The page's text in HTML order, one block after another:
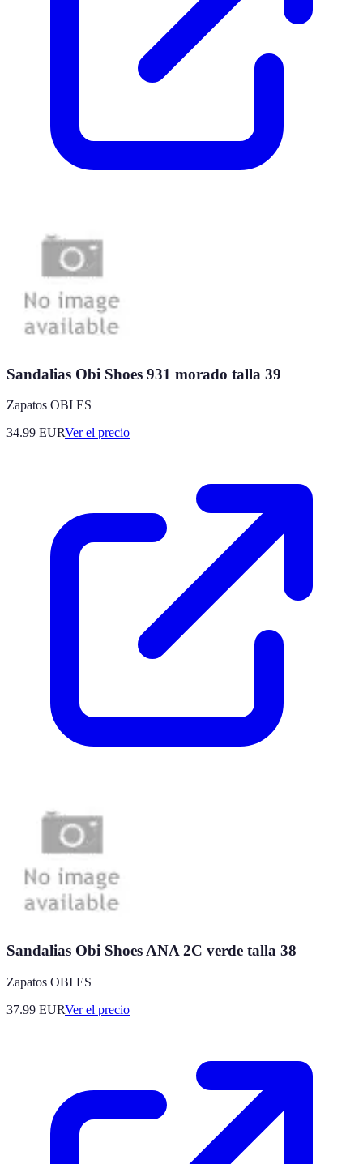
Sandalias Obi Shoes 931 morado talla 39
Zapatos OBI ES
34.99 EURVer el precio
Sandalias Obi Shoes ANA 2C verde talla 38
Zapatos OBI ES
37.99 EURVer el precio